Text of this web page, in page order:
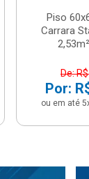
Piso
Carrara
De:
Por:
ou em até